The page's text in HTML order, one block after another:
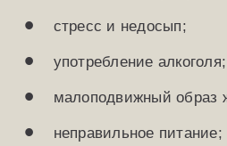
стресс и недосып;
употребление алкоголя;
малоподвижный образ
неправильное питание;